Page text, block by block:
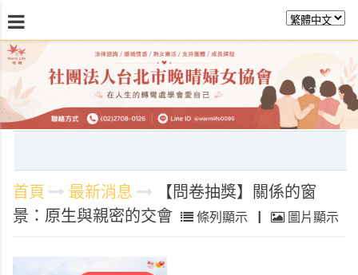
最新消息 關於晚晴 日常服務 課程活動
首頁 最新消息
【問卷抽獎】關係的窗
景：原生與親密的交會
條列顯示 | 圖片顯示